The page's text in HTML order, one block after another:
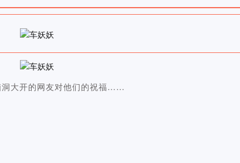
洞大开的网友对他们的祝福……